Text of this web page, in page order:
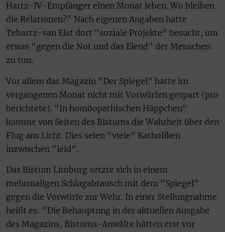
Hartz-IV-Empfänger einen Monat leben. Wo bleiben
die Relationen?" Nach eigenen Angaben hatte
Tebartz-van Elst dort "soziale Projekte" besucht, um
etwas "gegen die Not und das Elend" der Menschen
zu tun.
Vor allem das Magazin "Der Spiegel" hatte im
vergangenen Monat nicht mit Vorwürfen gespart (pro
berichtete). "In homöopathischen Häppchen"
komme von Seiten des Bistums die Wahrheit über den
Flug ans Licht. Dies seien "viele" Katholiken
inzwischen "leid".
Das Bistum Limburg setzte sich in einem
mehrmaligen Schlagabtausch mit dem "Spiegel"
gegen die Vorwürfe zur Wehr. In einer Stellungnahme
heißt es: "Die Behauptung in der aktuellen Ausgabe
des Magazins, Bistums-Anwälte hätten erst vor